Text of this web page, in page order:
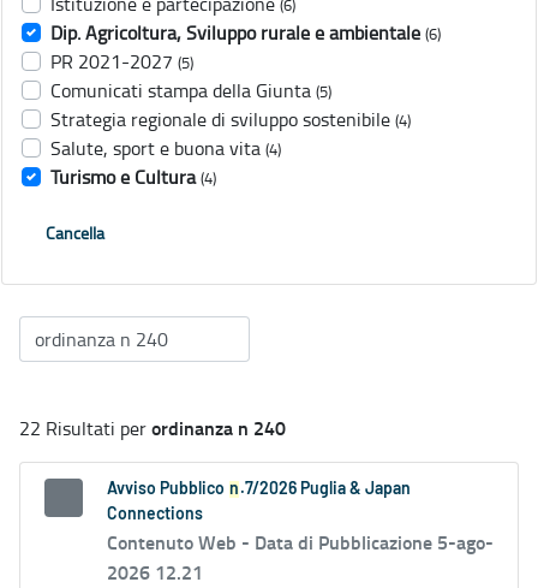
(6)
Dip. Agricoltura, Sviluppo rurale e ambientale (6)
PR 2021-2027 (5)
Comunicati stampa della Giunta (5)
Strategia regionale di sviluppo sostenibile (4)
Salute, sport e buona vita (4)
Turismo e Cultura (4)
Cancella
22 Risultati perordinanza n 240
Avviso Pubblico n .7/2026 Puglia & Japan
Connections
Contenuto Web - Data di Pubblicazione 5-ago-
2026 12.21